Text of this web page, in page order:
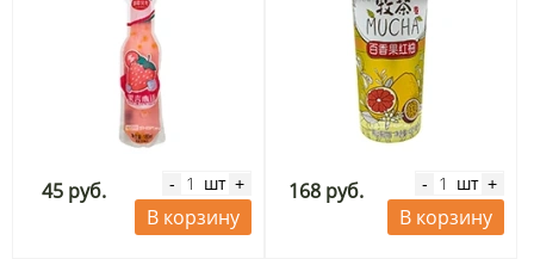
45 руб. - шт +
В корзину
168 руб. - шт +
В корзину